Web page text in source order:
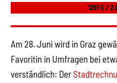
1261 € /
Am 28. Juni wird in Graz
Favoritin in Umfragen bei
verständlich: Der